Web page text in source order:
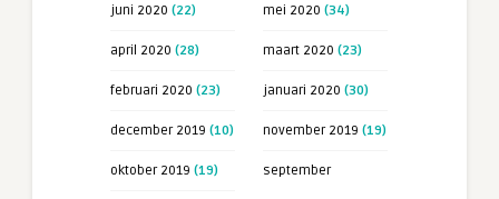
juni 2020 (22) mei 2020 (34)
april 2020 (28) maart 2020 (23)
februari 2020 (23) januari 2020 (30)
december 2019 (10) november 2019 (19)
oktober 2019 (19) september